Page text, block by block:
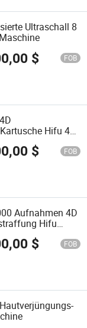
Ultraschall 8
$ FOB
Hifu 4D
Ultraschall
$ FOB
Aufnahmen 4D
Hifu
$ FOB